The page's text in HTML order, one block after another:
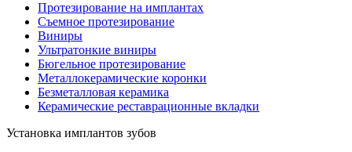
Протезирование на имплантах
Съемное протезирование
Виниры
Ультратонкие виниры
Бюгельное протезирование
Металлокерамические коронки
Безметалловая керамика
Керамические реставрационные вкладки
Установка имплантов зубов